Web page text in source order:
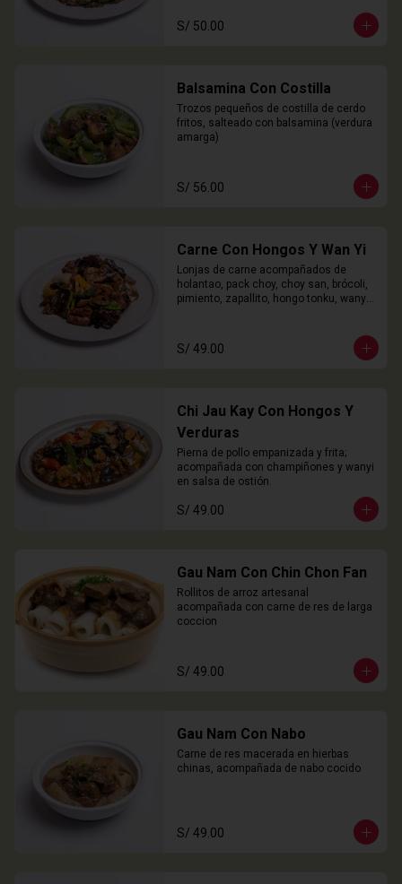
S/ 50.00
Balsamina Con Costilla
Trozos pequeños de costilla de cerdo
fritos, salteado con balsamina (verdura
amarga)
S/ 56.00
Carne Con Hongos Y Wan Yi
Lonjas de carne acompañados de
holantao, pack choy, choy san, brócoli,
pimiento, zapallito, hongo tonku, wanyi
S/ 49.00
Chi Jau Kay Con Hongos Y
Verduras
Pierna de pollo empanizada y frita;
acompañada con champiñones y wanyi
en salsa de ostión.
S/ 49.00
Gau Nam Con Chin Chon Fan
Rollitos de arroz artesanal
acompañada con carne de res de larga
coccion
S/ 49.00
Gau Nam Con Nabo
Carne de res macerada en hierbas
chinas, acompañada de nabo cocido
S/ 49.00